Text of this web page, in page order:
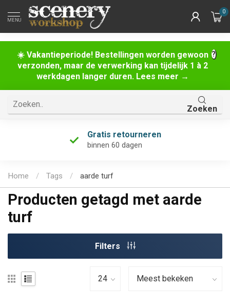
☀️ Vakantieperiode! Bestellingen worden gewoon
verzonden, maar de verwerking kan tijdelijk 1 à 2
werkdagen langer duren. Lees meer →
MENU
0
Zoeken
Gratis retourneren
binnen 60 dagen
Home / Tags / aarde turf
Producten getagd met aarde
turf
Filters